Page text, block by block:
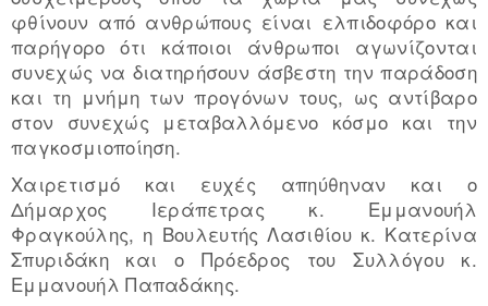
φθίνουν από ανθρώπους είναι ελπιδοφόρο και
παρήγορο ότι κάποιοι άνθρωποι αγωνίζονται
συνεχώς να διατηρήσουν άσβεστη την παράδοση
και τη μνήμη των προγόνων τους, ως αντίβαρο
στον συνεχώς μεταβαλλόμενο κόσμο και την
παγκοσμιοποίηση.
Χαιρετισμό και ευχές απηύθηναν και ο
Δήμαρχος Ιεράπετρας κ. Εμμανουήλ
Φραγκούλης, η Βουλευτής Λασιθίου κ. Κατερίνα
Σπυριδάκη και ο Πρόεδρος του Συλλόγου κ.
Εμμανουήλ Παπαδάκης.